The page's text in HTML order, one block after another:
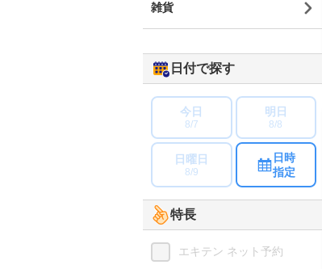
雑貨
日付で探す
今日
8/7
明日
8/8
日曜日
8/9
日時
指定
特長
エキテン ネット予約